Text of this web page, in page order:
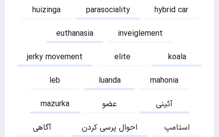
huizinga
parasociality
hybrid car
euthanasia
inveiglement
jerky movement
elite
koala
leb
luanda
mahonia
mazurka
عضو
آئینی
آگاهی
احوال پرسی کردن
استامپ